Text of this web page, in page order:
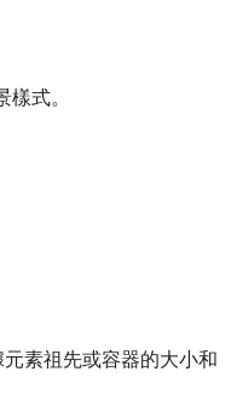
式。
素祖先或容器的大小和